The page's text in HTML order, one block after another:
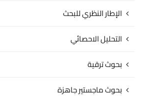
الإطار النظري للبحث
التحليل الاحصائي
بحوث ترقية
بحوث ماجستير جاهزة